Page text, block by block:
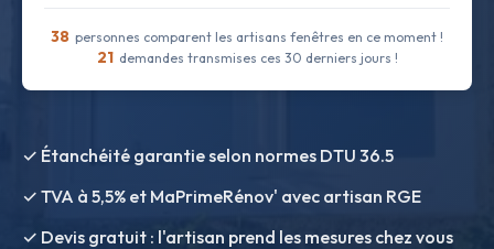
38 personnes comparent les artisans fenêtres en ce moment !
21 demandes transmises ces 30 derniers jours !
✓ Étanchéité garantie selon normes DTU 36.5
✓ TVA à 5,5% et MaPrimeRénov' avec artisan RGE
✓ Devis gratuit : l'artisan prend les mesures chez vous